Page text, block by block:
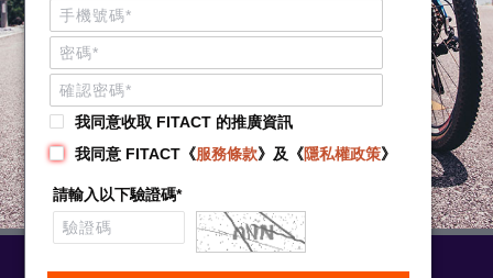
我同意收取 FITACT 的推廣資訊
我同意 FITACT《服務條款》及《隱私權政策》
請輸入以下驗證碼*